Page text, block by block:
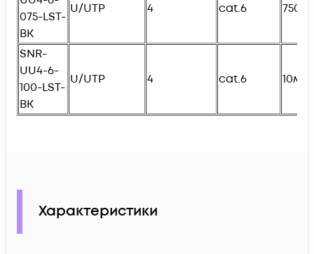
075-LST-
BK
U/UTP 4 cat.6
SNR-
UU4-6-
100-LST-
BK
U/UTP 4 cat.6 10м
Характеристики